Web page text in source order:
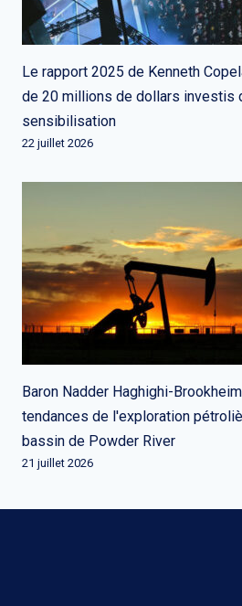
Le rapport 2025 de Kenneth
de 20 millions de dollars investis
sensibilisation
22 juillet 2026
Baron Nadder Haghighi-
tendances de l'exploration
bassin de Powder River
21 juillet 2026